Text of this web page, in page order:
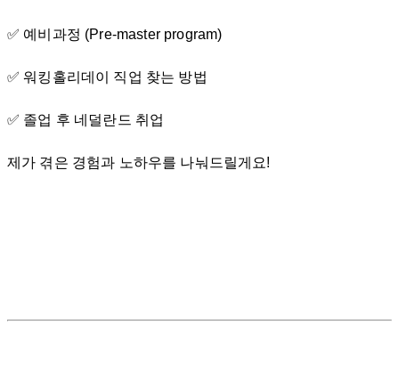
✅ 예비과정 (Pre-master program)
✅ 워킹홀리데이 직업 찾는 방법
✅ 졸업 후 네덜란드 취업
제가 겪은 경험과 노하우를 나눠드릴게요!